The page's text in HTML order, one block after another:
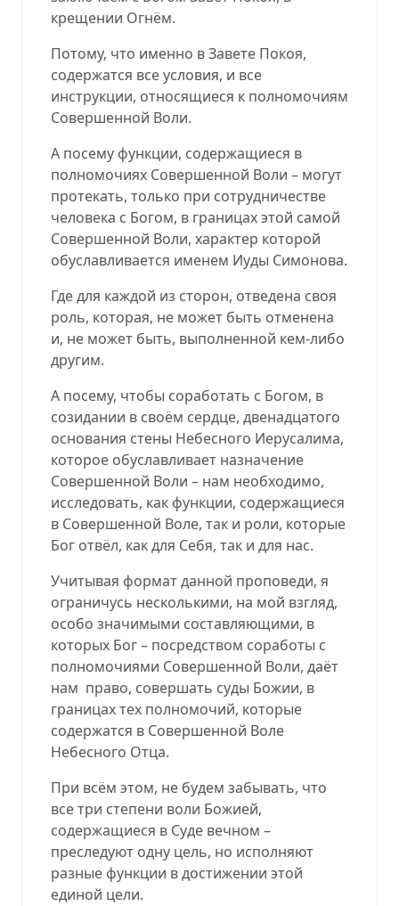
крещении Огнём.
Потому, что именно в Завете Покоя,
содержатся все условия, и все
инструкции, относящиеся к полномочиям
Совершенной Воли.
А посему функции, содержащиеся в
полномочиях Совершенной Воли – могут
протекать, только при сотрудничестве
человека с Богом, в границах этой самой
Совершенной Воли, характер которой
обуславливается именем Иуды Симонова.
Где для каждой из сторон, отведена своя
роль, которая, не может быть отменена
и, не может быть, выполненной кем-либо
другим.
А посему, чтобы соработать с Богом, в
созидании в своём сердце, двенадцатого
основания стены Небесного Иерусалима,
которое обуславливает назначение
Совершенной Воли – нам необходимо,
исследовать, как функции, содержащиеся
в Совершенной Воле, так и роли, которые
Бог отвёл, как для Себя, так и для нас.
Учитывая формат данной проповеди, я
ограничусь несколькими, на мой взгляд,
особо значимыми составляющими, в
которых Бог – посредством соработы с
полномочиями Совершенной Воли, даёт
нам право, совершать суды Божии, в
границах тех полномочий, которые
содержатся в Совершенной Воле
Небесного Отца.
При всём этом, не будем забывать, что
все три степени воли Божией,
содержащиеся в Суде вечном –
преследуют одну цель, но исполняют
разные функции в достижении этой
единой цели.